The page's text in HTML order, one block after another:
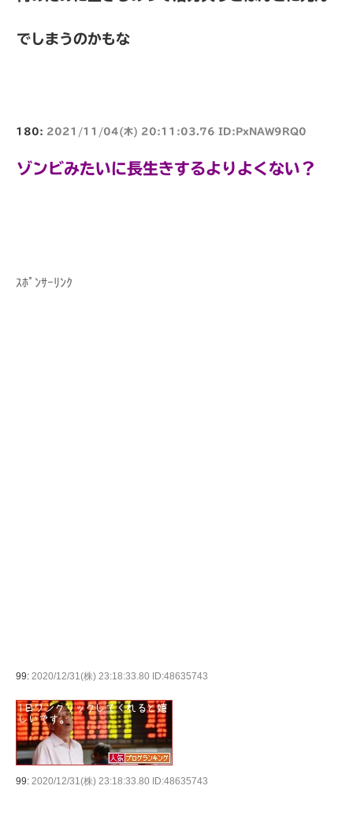
でしまうのかもな
180: 2021/11/04(木) 20:11:03.76 ID:PxNAW9RQ0
ゾンビみたいに長生きするよりよくない？
ｽﾎﾟﾝｻｰﾘﾝｸ
99: 2020/12/31(株) 23:18:33.80 ID:48635743
99: 2020/12/31(株) 23:18:33.80 ID:48635743